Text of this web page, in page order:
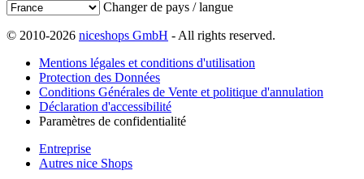
Changer de pays / langue
© 2010-2026 niceshops GmbH - All rights reserved.
Mentions légales et conditions d'utilisation
Protection des Données
Conditions Générales de Vente et politique d'annulation
Déclaration d'accessibilité
Paramètres de confidentialité
Entreprise
Autres nice Shops